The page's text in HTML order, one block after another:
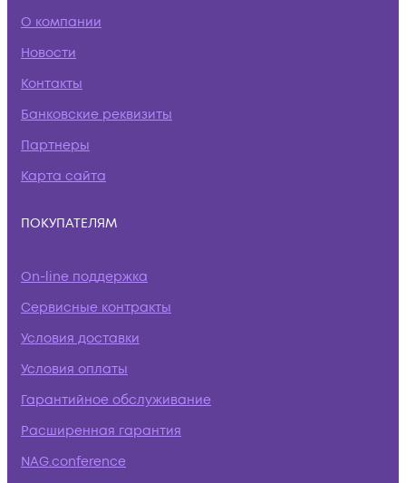
О компании
Новости
Контакты
Банковские реквизиты
Партнеры
Карта сайта
ПОКУПАТЕЛЯМ
On-line поддержка
Сервисные контракты
Условия доставки
Условия оплаты
Гарантийное обслуживание
Расширенная гарантия
NAG.conference